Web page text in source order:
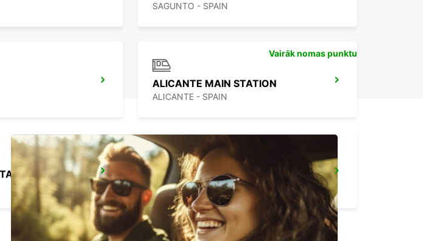
SAGUNTO - SPAIN
ALICANTE MAIN STATION
ALICANTE - SPAIN
IBICA LIDOSTA
SANT JORDI - SPAIN
Vairāk nomas punktu